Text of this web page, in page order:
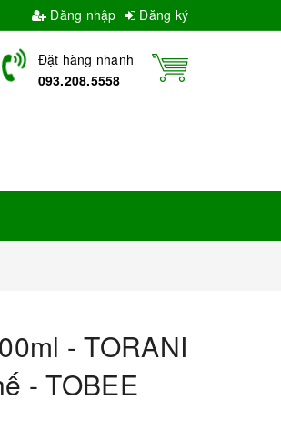
Đăng nhập Đăng ký
Đặt hàng nhanh
093.208.5558
- TORANI
- TOBEE